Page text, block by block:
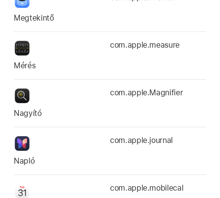
Megtekintő
Mérés
com.apple.measure
Nagyító
com.apple.Magnifier
Napló
com.apple.journal
com.apple.mobilecal